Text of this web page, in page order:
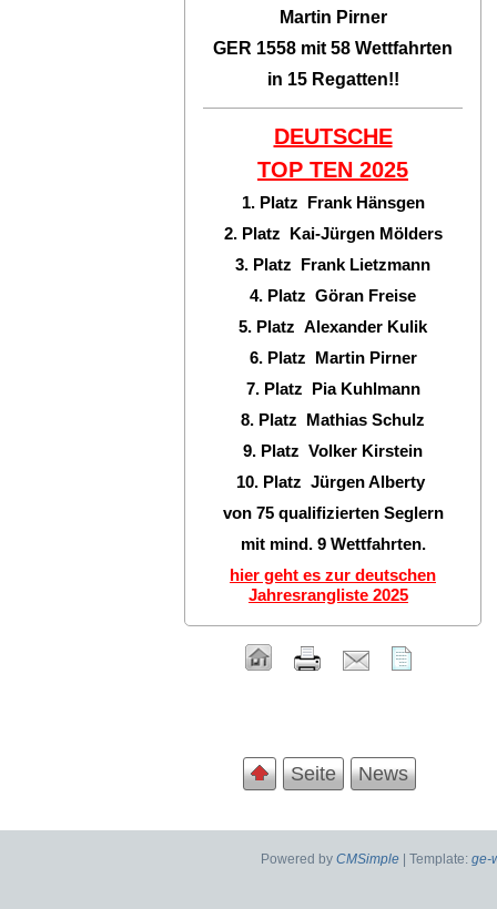
Martin Pirner
GER 1558 mit 58 Wettfahrten
in 15 Regatten!!
DEUTSCHE
TOP TEN 2025
1. Platz Frank Hänsgen
2. Platz Kai-Jürgen Mölders
3. Platz Frank Lietzmann
4. Platz Göran Freise
5. Platz Alexander Kulik
6. Platz Martin Pirner
7. Platz Pia Kuhlmann
8. Platz Mathias Schulz
9. Platz Volker Kirstein
10. Platz Jürgen Alberty
von 75 qualifizierten Seglern
mit mind. 9 Wettfahrten.
hier geht es zur deutschen
Jahresrangliste 2025
Seite News
Powered by CMSimple | Template: ge-